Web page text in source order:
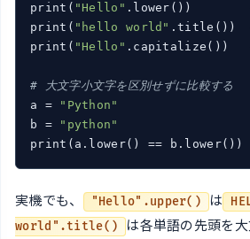
print( "Hello"
print( "hello world"
print( "Hello"
# 大文字小文字を区別せずに比較する
a =
"Python"
b =
"python"
print(a.lower() ==
実機でも、 "Hello".upper() は
world".title()
は各単語の先頭を